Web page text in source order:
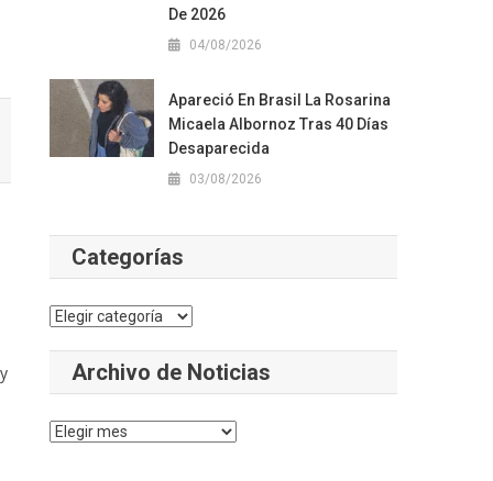
De 2026
04/08/2026
Apareció En Brasil La Rosarina
Micaela Albornoz Tras 40 Días
Desaparecida
03/08/2026
Categorías
Categorías
Archivo de Noticias
Archivo